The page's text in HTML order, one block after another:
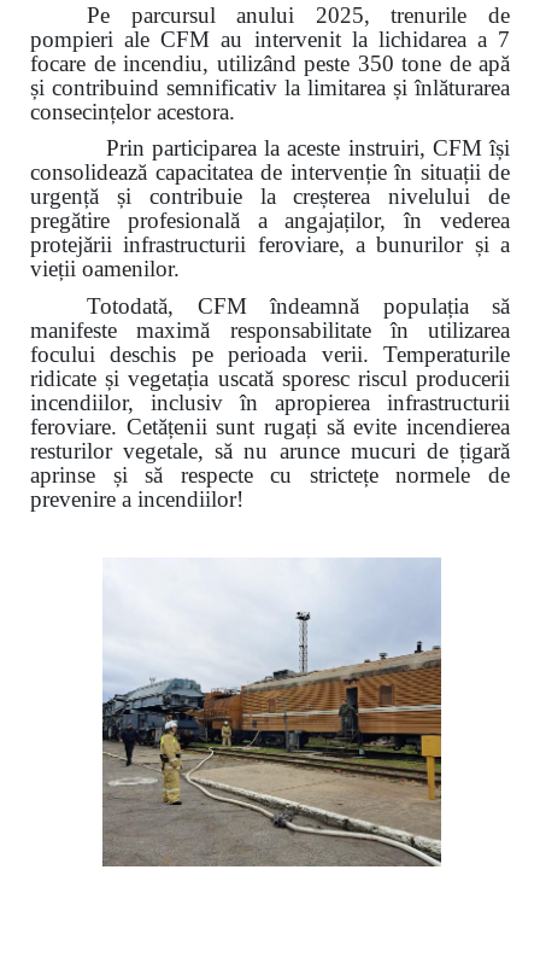
Pe parcursul anului 2025, trenurile de
pompieri ale CFM au intervenit la lichidarea a 7
focare de incendiu, utilizând peste 350 tone de apă
și contribuind semnificativ la limitarea și înlăturarea
consecințelor acestora.
Prin participarea la aceste instruiri, CFM își
consolidează capacitatea de intervenție în situații de
urgență și contribuie la creșterea nivelului de
pregătire profesională a angajaților, în vederea
protejării infrastructurii feroviare, a bunurilor și a
vieții oamenilor.
Totodată, CFM îndeamnă populația să
manifeste maximă responsabilitate în utilizarea
focului deschis pe perioada verii. Temperaturile
ridicate și vegetația uscată sporesc riscul producerii
incendiilor, inclusiv în apropierea infrastructurii
feroviare. Cetățenii sunt rugați să evite incendierea
resturilor vegetale, să nu arunce mucuri de țigară
aprinse și să respecte cu strictețe normele de
prevenire a incendiilor!